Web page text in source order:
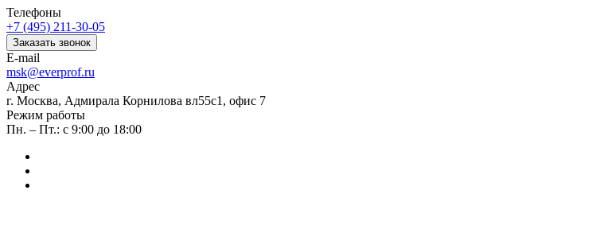
Телефоны
+7 (495) 211-30-05
Заказать звонок
E-mail
msk@everprof.ru
Адрес
г. Москва, Адмирала Корнилова вл55с1, офис 7
Режим работы
Пн. – Пт.: с 9:00 до 18:00